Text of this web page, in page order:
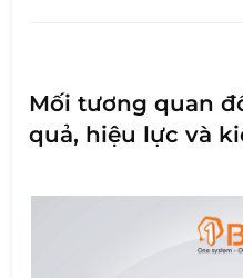
Mối tương quan
quả, hiệu lực và